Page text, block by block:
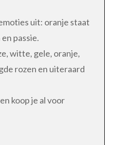
uit: oranje staat
passie.
witte, gele, oranje,
rozen en uiteraard
koop je al voor